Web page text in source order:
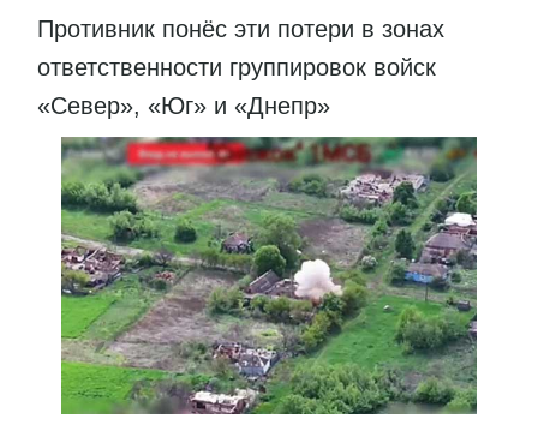
Противник понёс эти потери в зонах
ответственности группировок войск
«Север», «Юг» и «Днепр»